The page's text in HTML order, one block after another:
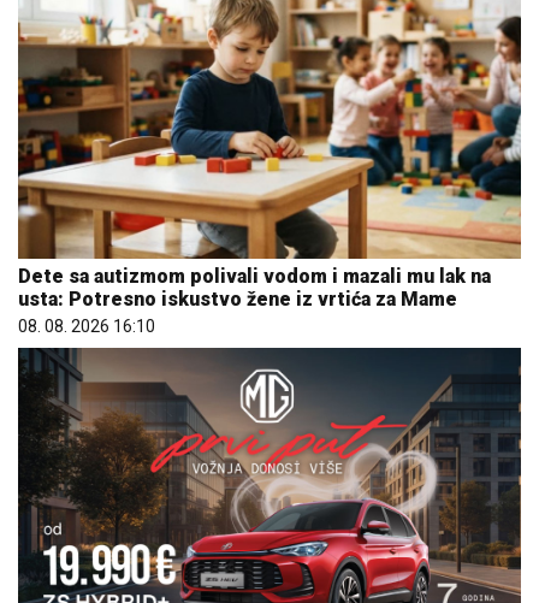
Dete sa autizmom polivali vodom i mazali mu lak na
usta: Potresno iskustvo žene iz vrtića za Mame
08. 08. 2026 16:10